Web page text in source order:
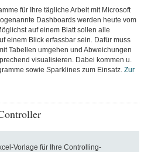
für Ihre tägliche Arbeit mit Microsoft
Dashboards werden heute vom
auf einem Blatt sollen alle
einem Blick erfassbar sein. Dafür muss
Tabellen umgehen und Abweichungen
visualisieren. Dabei kommen u.
sowie Sparklines zum Einsatz. Zur
Vorlage für Ihre Controlling-